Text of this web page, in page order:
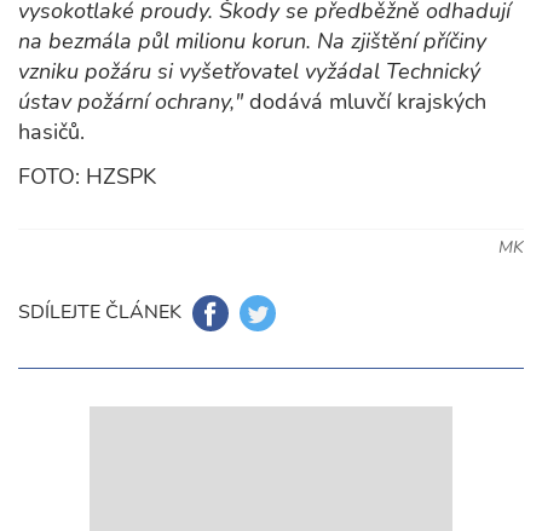
vysokotlaké proudy. Škody se předběžně odhadují
na bezmála půl milionu korun. Na zjištění příčiny
vzniku požáru si vyšetřovatel vyžádal Technický
ústav požární ochrany," dodává mluvčí krajských
hasičů.
FOTO: HZSPK
MK
SDÍLEJTE ČLÁNEK